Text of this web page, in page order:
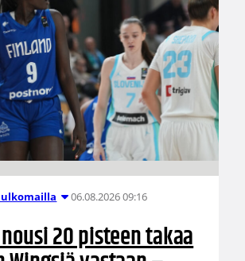
06.08.2026 09:16
20 pisteen takaa